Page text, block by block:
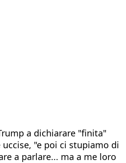
a dichiarare "finita"
"e poi ci stupiamo di
a parlare... ma a me loro